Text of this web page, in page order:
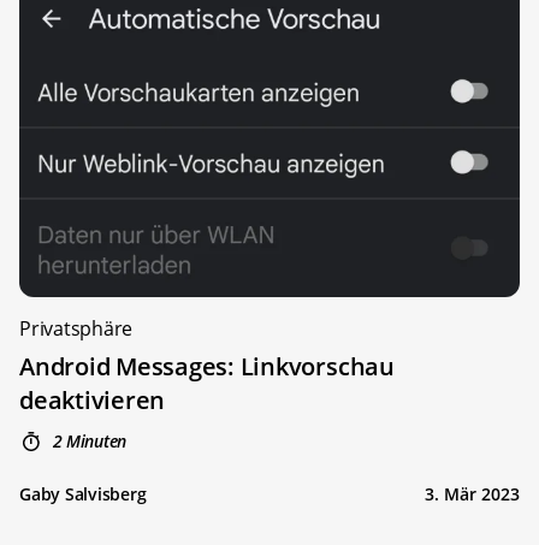
Privatsphäre
Android Messages: Linkvorschau
deaktivieren
2 Minuten
Gaby Salvisberg 3. Mär 2023